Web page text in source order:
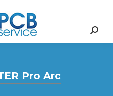
Search:
Pro Arc